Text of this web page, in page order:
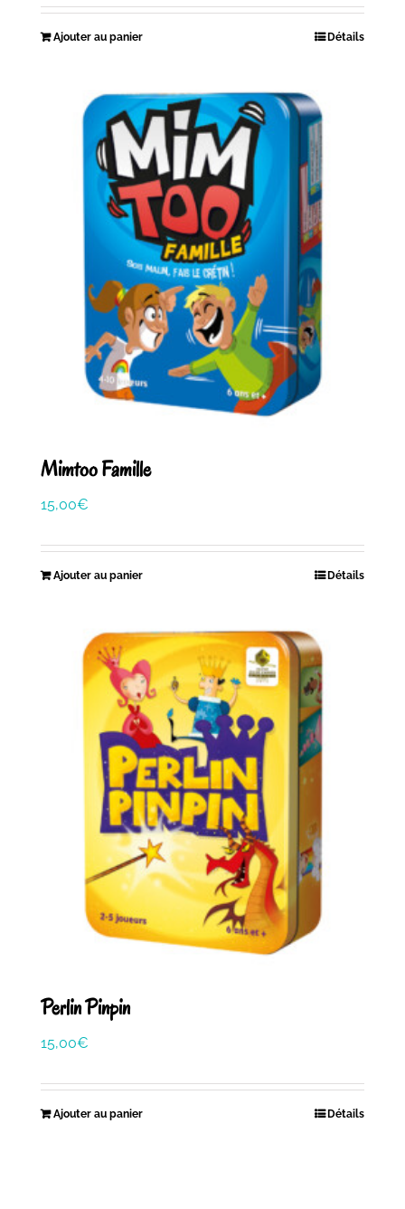
Ajouter au panier Détails
Mimtoo Famille
15,00€
Ajouter au panier Détails
Perlin Pinpin
15,00€
Ajouter au panier Détails